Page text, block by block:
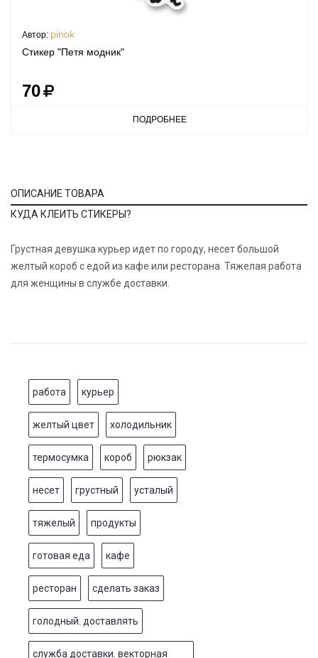
Автор: pinok
Стикер "Петя модник"
70
ПОДРОБНЕЕ
ОПИСАНИЕ ТОВАРА
КУДА КЛЕИТЬ СТИКЕРЫ?
Грустная девушка курьер идет по городу, несет большой
желтый короб с едой из кафе или ресторана. Тяжелая работа
для женщины в службе доставки.
работа курьер
желтый цвет холодильник
термосумка короб рюкзак
несет грустный усталый
тяжелый продукты
готовая еда кафе
ресторан сделать заказ
голодный. доставлять
служба доставки. векторная